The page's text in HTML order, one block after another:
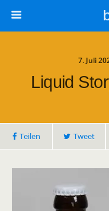
7. Juli
Liquid
Teilen Tweet